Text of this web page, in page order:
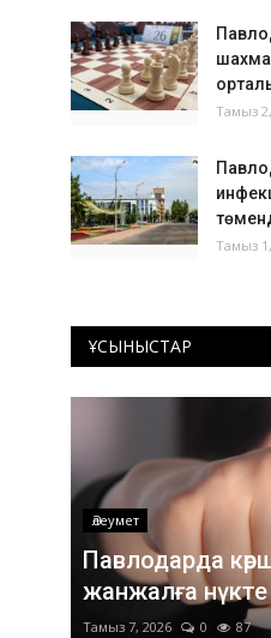
Тамыз
Тамыз
ҰСЫНЫСТАР
Әлеумет
Павлодарда
жанжалға
Тамыз 7, 2026 0 87